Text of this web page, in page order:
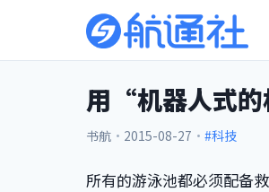
用“机器人式
书航 · 2015-08-27 · #科技
所有的游泳池都必须配备